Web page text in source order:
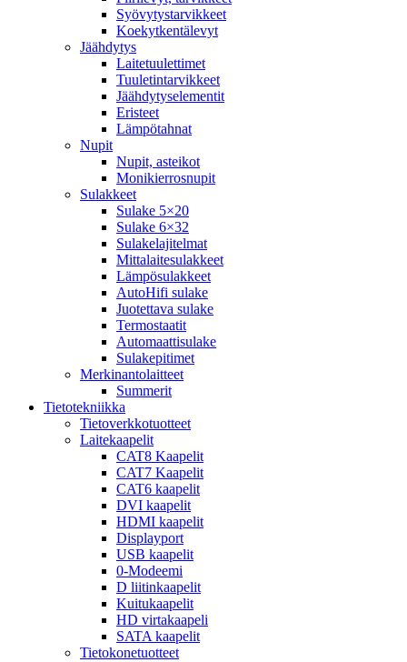
Syövytystarvikkeet
Koekytkentälevyt
Jäähdytys
Laitetuulettimet
Tuuletintarvikkeet
Jäähdytyselementit
Eristeet
Lämpötahnat
Nupit
Nupit, asteikot
Monikierrosnupit
Sulakkeet
Sulake 5×20
Sulake 6×32
Sulakelajitelmat
Mittalaitesulakkeet
Lämpösulakkeet
AutoHifi sulake
Juotettava sulake
Termostaatit
Automaattisulake
Sulakepitimet
Merkinantolaitteet
Summerit
Tietotekniikka
Tietoverkkotuotteet
Laitekaapelit
CAT8 Kaapelit
CAT7 Kaapelit
CAT6 kaapelit
DVI kaapelit
HDMI kaapelit
Displayport
USB kaapelit
0-Modeemi
D liitinkaapelit
Kuitukaapelit
HD virtakaapeli
SATA kaapelit
Tietokonetuotteet